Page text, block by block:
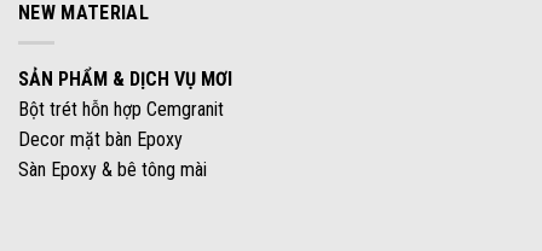
NEW MATERIAL
SẢN PHẨM & DỊCH VỤ MƠI
Bột trét hỗn hợp Cemgranit
Decor mặt bàn Epoxy
Sàn Epoxy & bê tông mài